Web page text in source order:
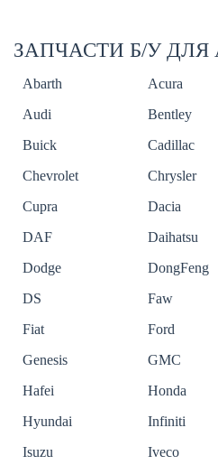
ЗАПЧАСТИ Б/У
Abarth Acura
Audi
Bentley
Buick
Cadillac
Chevrolet
Chrysler
Cupra
Dacia
DAF
Daihatsu
Dodge
DongFeng
DS
Faw
Fiat
Ford
Genesis
GMC
Hafei
Honda
Hyundai
Infiniti
Isuzu
Iveco